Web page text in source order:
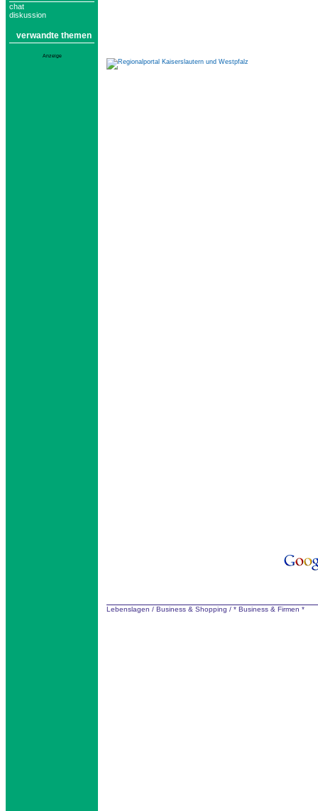
chat
diskussion
verwandte themen
Anzeige
Lebenslagen / Business & Shopping / * Business & Firmen *